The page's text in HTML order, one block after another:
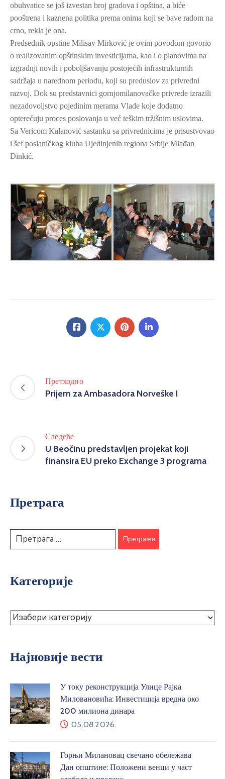
obuhvatice se još izvestan broj gradova i opština, a biće
pooštrena i kaznena politika prema onima koji se bave radom na
crno, rekla je ona.
Predsednik opstine Milisav Mirković je ovim povodom govorio
o realizovanim opštinskim investicijama, kao i o planovima na
izgradnji novih i poboljšavanju postojećih infrastrukturnih
sadržaja u narednom periodu, koji su preduslov za privredni
razvoj. Dok su predstavnici gornjomilanovačke privrede izrazili
nezadovoljstvo pojedinim merama Vlade koje dodatno
opterećuju proces poslovanja u već teškim tržišnim uslovima.
Sa Vericom Kalanović sastanku sa privrednicima je prisustvovao
i šef poslaničkog kluba Ujedinjenih regiona Srbije Mlađan
Dinkić.
Претходно
Prijem za Ambasadora Norveške I
Следеће
U Beočinu predstavljen projekat koji
finansira EU preko Exchange 3 programa
Претрага
Категорије
Најновије вести
У току реконструкција Улице Рајка
Миловановића: Инвестиција вредна око
200 милиона динара
05.08.2026.
Горњи Милановац свечано обележава
Дан општине: Положени венци у част